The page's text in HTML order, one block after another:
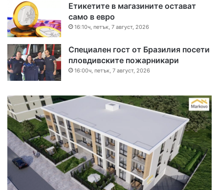
Етикетите в магазините остават
само в евро
16:10ч, петък, 7 август, 2026
Специален гост от Бразилия посети
пловдивските пожарникари
16:00ч, петък, 7 август, 2026